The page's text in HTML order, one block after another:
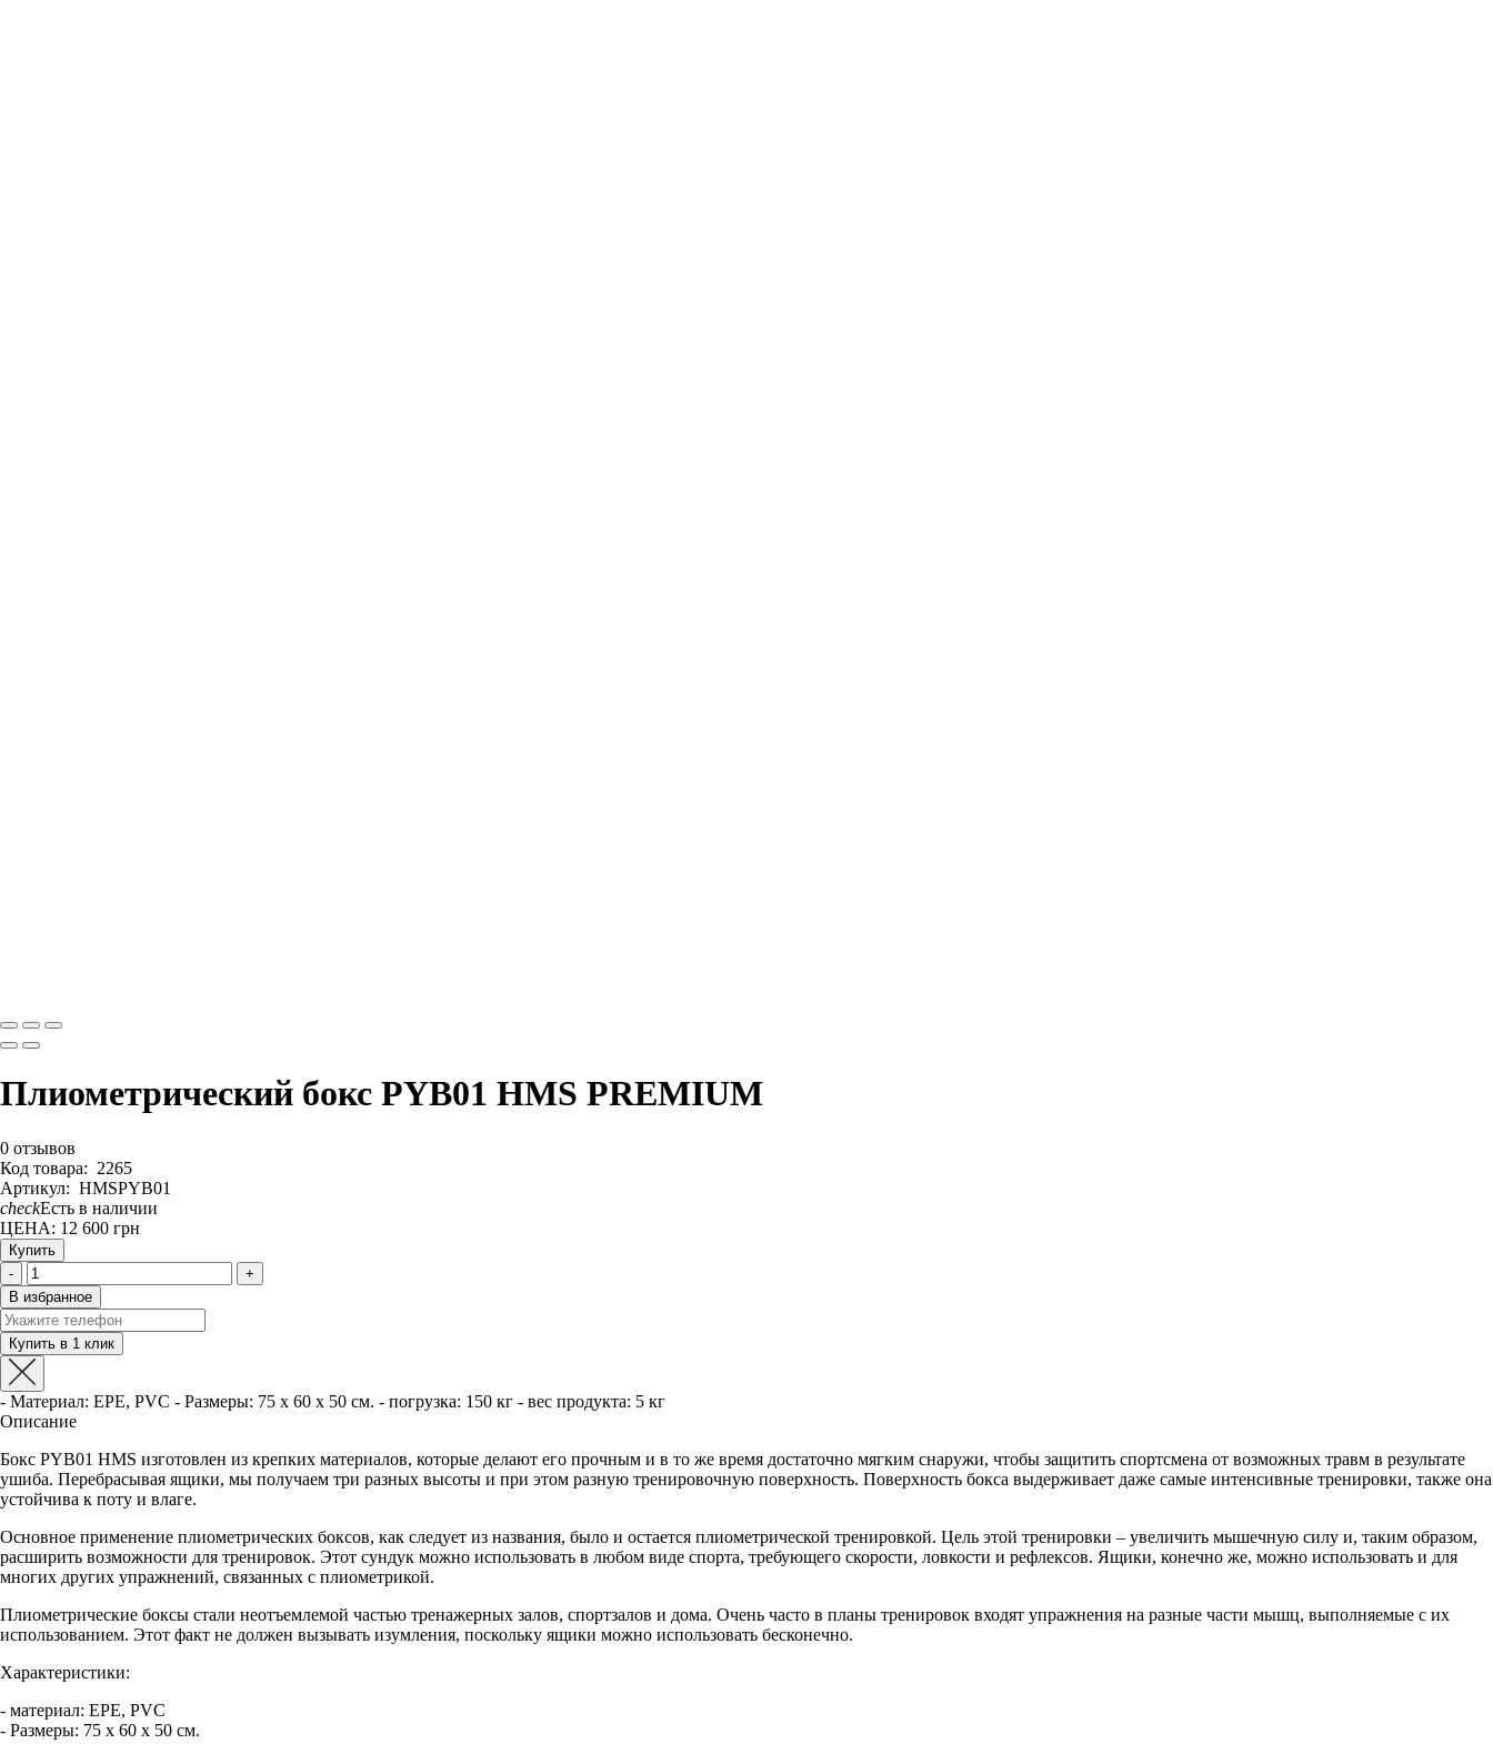
Плиометрический бокс PYB01 HMS PREMIUM
0 отзывов
Код товара: 2265
Артикул: HMSPYB01
checkЕсть в наличии
ЦЕНА: 12 600 грн
Купить
-
+
В избранное
- Материал: EPE, PVC - Размеры: 75 x 60 x 50 см. - погрузка: 150 кг - вес продукта: 5 кг
Описание
Бокс PYB01 HMS изготовлен из крепких материалов, которые делают его прочным и в то же время достаточно мягким снаружи, чтобы защитить спортсмена от возможных травм в результате
ушиба. Перебрасывая ящики, мы получаем три разных высоты и при этом разную тренировочную поверхность. Поверхность бокса выдерживает даже самые интенсивные тренировки, также она
устойчива к поту и влаге.
Основное применение плиометрических боксов, как следует из названия, было и остается плиометрической тренировкой. Цель этой тренировки – увеличить мышечную силу и, таким образом,
расширить возможности для тренировок. Этот сундук можно использовать в любом виде спорта, требующего скорости, ловкости и рефлексов. Ящики, конечно же, можно использовать и для
многих других упражнений, связанных с плиометрикой.
Плиометрические боксы стали неотъемлемой частью тренажерных залов, спортзалов и дома. Очень часто в планы тренировок входят упражнения на разные части мышц, выполняемые с их
использованием. Этот факт не должен вызывать изумления, поскольку ящики можно использовать бесконечно.
Характеристики:
- материал: EPE, PVC
- Размеры: 75 x 60 x 50 см.